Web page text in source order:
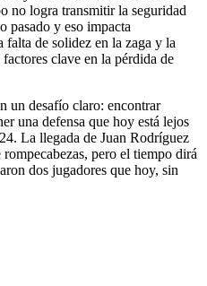
no logra transmitir la seguridad
pasado y eso impacta
falta de solidez en la zaga y la
clave en la pérdida de
un desafío claro: encontrar
una defensa que hoy está lejos
La llegada de Juan Rodríguez
pero el tiempo dirá
dos jugadores que hoy, sin